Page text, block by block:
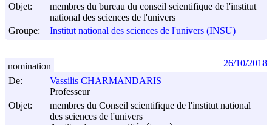
Objet:
membres du bureau du conseil scientifique de l'institut
national des sciences de l'univers
Groupe:
Institut national des sciences de l'univers (INSU)
De:
Vassilis CHARMANDARIS
Professeur
Objet:
membres du Conseil scientifique de l'institut national
des sciences de l'univers
nomination 26/10/2018